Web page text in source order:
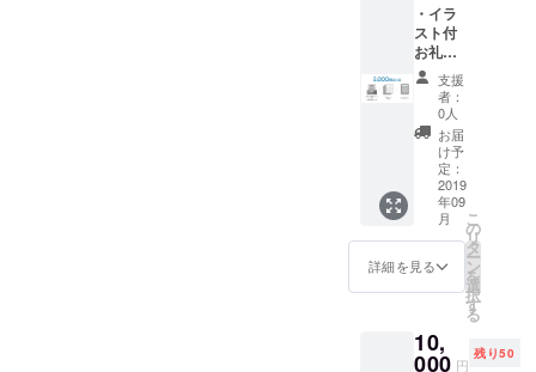
・イラ
スト付
お礼
メール
（2018
年9月）
・作業
の進捗
メール
（2018
年10
月） ・
特別
ネーム5
枚 コ
ピー
年12
月） ・
支援
者：
0人
お届
け予
定：
2019
年09
月
詳細を見る
こ
の
リ
タ
ー
ン
を
選
択
す
る
10,
000 円
残り50